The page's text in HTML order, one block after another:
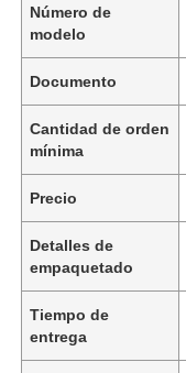
Número de
modelo
Documento
Cantidad de orden
mínima
Precio
Detalles de
empaquetado
Tiempo de
entrega